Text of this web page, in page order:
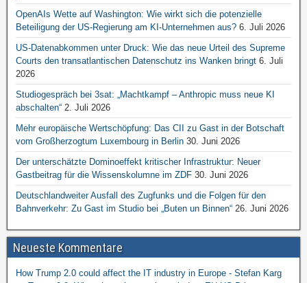
OpenAIs Wette auf Washington: Wie wirkt sich die potenzielle
Beteiligung der US-Regierung am KI-Unternehmen aus? 6. Juli 2026
US-Datenabkommen unter Druck: Wie das neue Urteil des Supreme
Courts den transatlantischen Datenschutz ins Wanken bringt 6. Juli
2026
Studiogespräch bei 3sat: „Machtkampf – Anthropic muss neue KI
abschalten“ 2. Juli 2026
Mehr europäische Wertschöpfung: Das CII zu Gast in der Botschaft
vom Großherzogtum Luxembourg in Berlin 30. Juni 2026
Der unterschätzte Dominoeffekt kritischer Infrastruktur: Neuer
Gastbeitrag für die Wissenskolumne im ZDF 30. Juni 2026
Deutschlandweiter Ausfall des Zugfunks und die Folgen für den
Bahnverkehr: Zu Gast im Studio bei „Buten un Binnen“ 26. Juni 2026
Neueste Kommentare
How Trump 2.0 could affect the IT industry in Europe - Stefan Karg